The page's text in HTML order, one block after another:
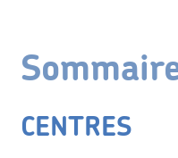
CENTRES